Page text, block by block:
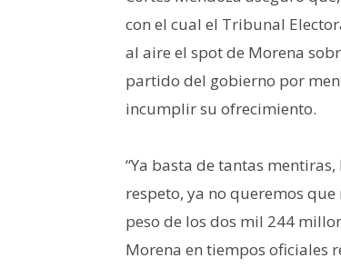
con el cual el Tribunal
al aire el spot de Morena
partido del gobierno por
incumplir su ofrecimiento.
“Ya basta de tantas
respeto, ya no queremos
peso de los dos mil 244
Morena en tiempos oficiales